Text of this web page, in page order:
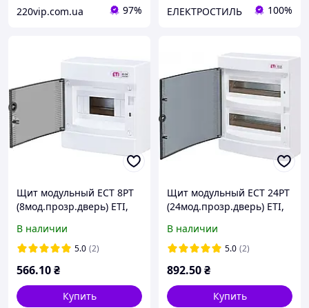
220vip.com.ua 97% ЕЛЕКТРОСТИЛЬ 100%
Щит модульный ECT 8PT
(8мод.прозр.дверь) ETI,
распределительный бокс
В наличии
5.0 (2)
566.10₴
Купить
Щит модульный ECT 24PT
(24мод.прозр.дверь) ETI,
распределительный бокс
В наличии
5.0 (2)
892.50₴
Купить